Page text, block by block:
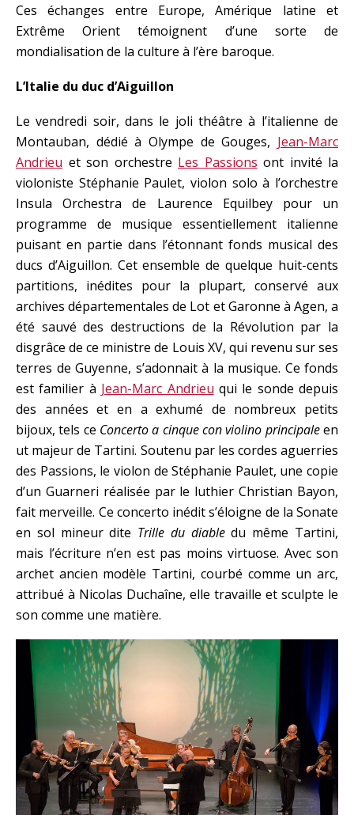
Ces échanges entre Europe, Amérique latine et
Extrême Orient témoignent d’une sorte de
mondialisation de la culture à l’ère baroque.
L’Italie du duc d’Aiguillon
Le vendredi soir, dans le joli théâtre à l’italienne de
Montauban, dédié à Olympe de Gouges, Jean-Marc
Andrieu et son orchestre Les Passions ont invité la
violoniste Stéphanie Paulet, violon solo à l’orchestre
Insula Orchestra de Laurence Equilbey pour un
programme de musique essentiellement italienne
puisant en partie dans l’étonnant fonds musical des
ducs d’Aiguillon. Cet ensemble de quelque huit-cents
partitions, inédites pour la plupart, conservé aux
archives départementales de Lot et Garonne à Agen, a
été sauvé des destructions de la Révolution par la
disgrâce de ce ministre de Louis XV, qui revenu sur ses
terres de Guyenne, s’adonnait à la musique. Ce fonds
est familier à Jean-Marc Andrieu qui le sonde depuis
des années et en a exhumé de nombreux petits
bijoux, tels ce Concerto a cinque con violino principaleen
ut majeur de Tartini. Soutenu par les cordes aguerries
des Passions, le violon de Stéphanie Paulet, une copie
d’un Guarneri réalisée par le luthier Christian Bayon,
fait merveille. Ce concerto inédit s’éloigne de la Sonate
en sol mineur dite Trille du diabledu même Tartini,
mais l’écriture n’en est pas moins virtuose. Avec son
archet ancien modèle Tartini, courbé comme un arc,
attribué à Nicolas Duchaîne, elle travaille et sculpte le
son comme une matière.